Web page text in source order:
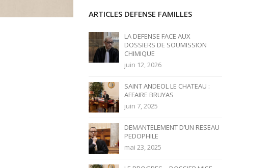
ARTICLES DEFENSE FAMILLES
LA DEFENSE FACE AUX
DOSSIERS DE SOUMISSION
CHIMIQUE
juin 12, 2026
SAINT ANDEOL LE CHATEAU :
AFFAIRE BRUYAS
juin 7, 2025
DEMANTELEMENT D’UN RESEAU
PEDOPHILE
mai 23, 2025